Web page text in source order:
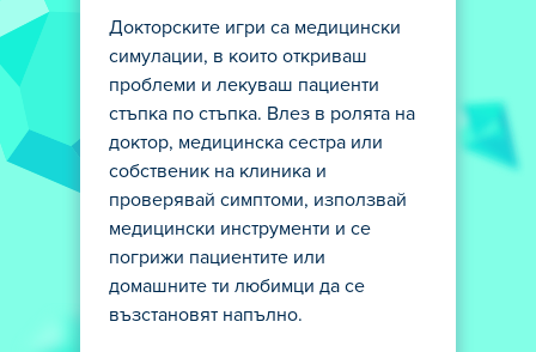
Докторските игри са медицински
симулации, в които откриваш
проблеми и лекуваш пациенти
стъпка по стъпка. Влез в ролята на
доктор, медицинска сестра или
собственик на клиника и
проверявай симптоми, използвай
медицински инструменти и се
погрижи пациентите или
домашните ти любимци да се
възстановят напълно.